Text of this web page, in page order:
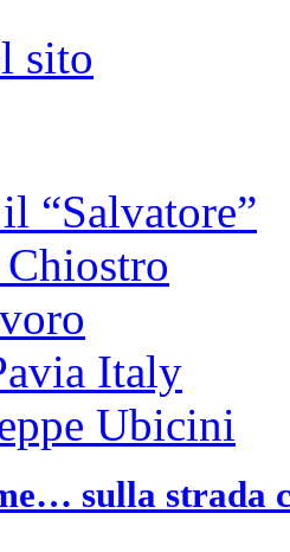
sito
“Salvatore”
Italy
Ubicini
sulla strada